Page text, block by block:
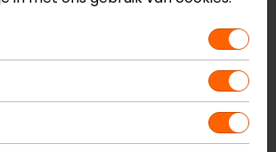
Dames Motorjas